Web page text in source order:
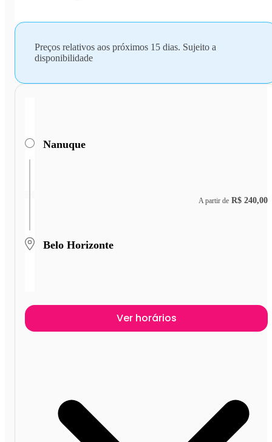
Preços relativos aos próximos 15 dias. Sujeito a
disponibilidade
Nanuque
Belo Horizonte
A partir de R$ 240,00
Ver horários